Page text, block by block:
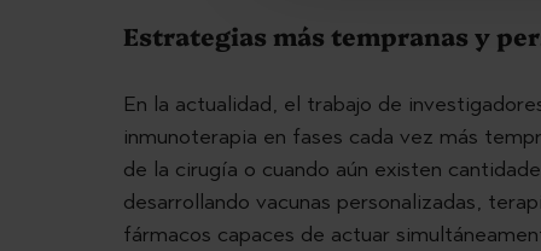
Estrategias más tempranas y
En la actualidad, el trabajo de
inmunoterapia en fases cada vez más
de la cirugía o cuando aún existen
desarrollando vacunas personalizadas,
fármacos capaces de actuar